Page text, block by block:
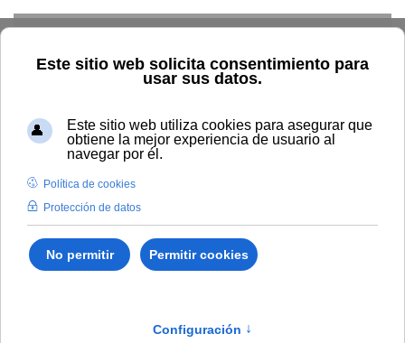
Inicio BOUNIA
Acuerdo del Patronato de la Universidad
Internacional de Andalucia, de 11 de diciembre, por el que se
Publicado en:
Bounia Número 24
I. DISPOSICIONES Y